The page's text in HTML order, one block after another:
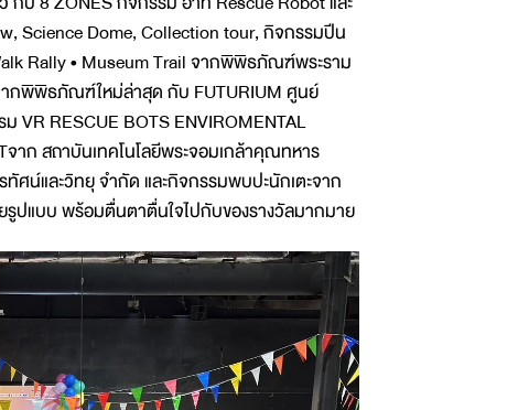
Science Dome, Collection tour, กิจกรรมปีน
Rally • Museum Trail จากพิพิธภัณฑ์พระราม
ากพิพิธภัณฑ์ใหม่ล่าสุด กับ FUTURIUM ศูนย์
RESCUE BOTS ENVIROMENTAL
าก สถาบันเทคโนโลยีพระจอมเกล้าคุณทหาร
ศน์และวิทยุ จำกัด และกิจกรรมพบปะนักเตะจาก
ปแบบ พร้อมตื่นตาตื่นใจไปกับของรางวัลมากมาย